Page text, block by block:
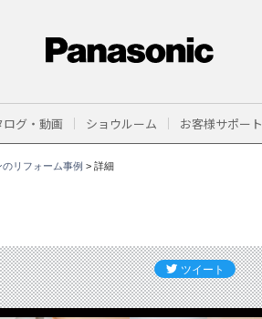
ログ・動画 ショウルーム お客様サポート
のリフォーム事例 > 詳細